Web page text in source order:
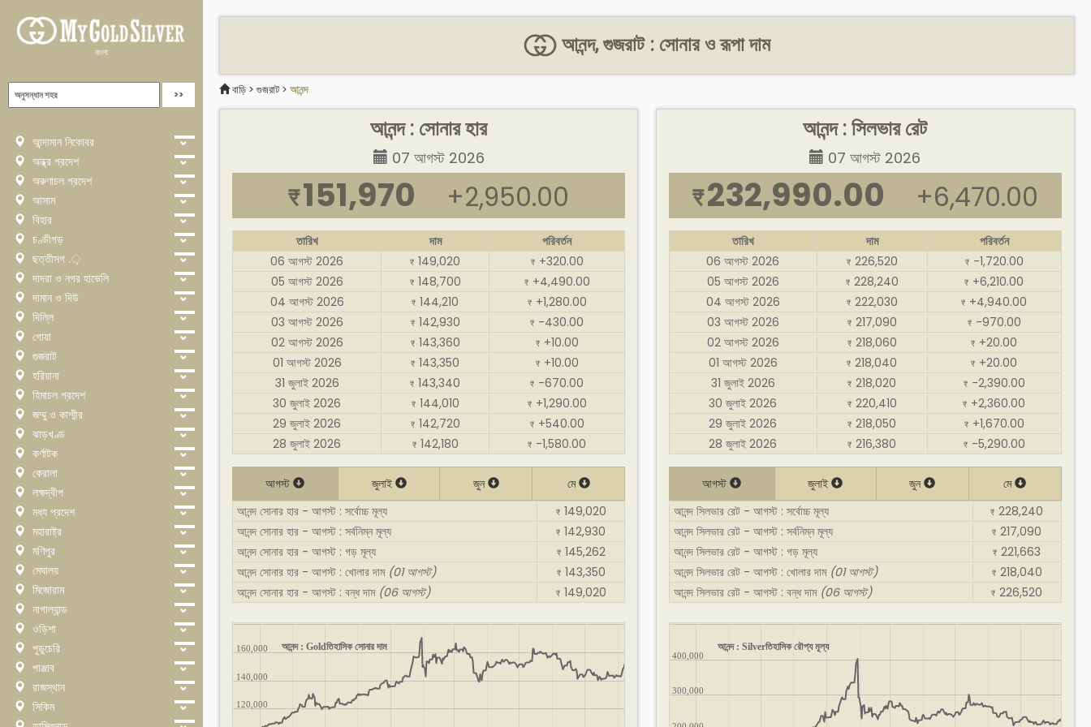
বাংলা
আন্দামান নিকোবর
অন্ধ্র প্রদেশ
অরুণাচল প্রদেশ
আসাম
বিহার
চণ্ডীগড়
ছত্তীসগ .়
দাদরা ও নগর হাভেলি
দামান ও দিউ
দিল্লি
গোয়া
গুজরাট
হরিয়ানা
হিমাচল প্রদেশ
জম্মু ও কাশ্মীর
ঝাড়খণ্ড
কর্ণাটক
কেরালা
লক্ষদ্বীপ
মধ্য প্রদেশ
মহারাষ্ট্র
মণিপুর
মেঘালয়
মিজোরাম
নাগাল্যান্ড
ওড়িশা
পুডুচেরি
পাঞ্জাব
রাজস্থান
সিকিম
আনন্দ, গুজরাট : সোনার ও রূপা দাম
বাড়ি > গুজরাট > আনন্দ
আনন্দ : সোনার হার
07 আগস্ট 2026
₹151,970 +2,950.00
তারিখ দাম
পরিবর্তন
06 আগস্ট 2026
₹ 149,020 ₹ +320.00
05 আগস্ট 2026
₹ 148,700 ₹ +4,490.00
04 আগস্ট 2026
₹ 144,210 ₹ +1,280.00
03 আগস্ট 2026
₹ 142,930 ₹ -430.00
02 আগস্ট 2026
₹ 143,360 ₹ +10.00
01 আগস্ট 2026
₹ 143,350 ₹ +10.00
31 জুলাই 2026
₹ 143,340 ₹ -670.00
30 জুলাই 2026
₹ 144,010 ₹ +1,290.00
29 জুলাই 2026
₹ 142,720 ₹ +540.00
28 জুলাই 2026
₹ 142,180 ₹ -1,580.00
আগস্ট জুলাই জুন
মে
আনন্দ সোনার হার - আগস্ট : সর্বোচ্চ মূল্য
₹ 149,020
আনন্দ সোনার হার - আগস্ট : সর্বনিম্ন মূল্য
₹ 142,930
আনন্দ সোনার হার - আগস্ট : গড় মূল্য
₹ 145,262
আনন্দ সোনার হার - আগস্ট : খোলার দাম (01 আগস্ট) ₹ 143,350
আনন্দ সোনার হার - আগস্ট : বন্ধ দাম (06 আগস্ট) ₹ 149,020
আনন্দ : Goldতিহাসিক সোনার দাম
120,000
140,000
160,000
আনন্দ : সিলভার রেট
07 আগস্ট 2026
₹232,990.00 +6,470.00
তারিখ দাম
পরিবর্তন
06 আগস্ট 2026
₹ 226,520 ₹ -1,720.00
05 আগস্ট 2026
₹ 228,240 ₹ +6,210.00
04 আগস্ট 2026
₹ 222,030 ₹ +4,940.00
03 আগস্ট 2026
₹ 217,090 ₹ -970.00
02 আগস্ট 2026
₹ 218,060 ₹ +20.00
01 আগস্ট 2026
₹ 218,040 ₹ +20.00
31 জুলাই 2026
₹ 218,020 ₹ -2,390.00
30 জুলাই 2026
₹ 220,410 ₹ +2,360.00
29 জুলাই 2026
₹ 218,050 ₹ +1,670.00
28 জুলাই 2026
₹ 216,380 ₹ -5,290.00
আগস্ট জুলাই জুন
মে
আনন্দ সিলভার রেট - আগস্ট : সর্বোচ্চ মূল্য
₹ 228,240
আনন্দ সিলভার রেট - আগস্ট : সর্বনিম্ন মূল্য
₹ 217,090
আনন্দ সিলভার রেট - আগস্ট : গড় মূল্য
₹ 221,663
আনন্দ সিলভার রেট - আগস্ট : খোলার দাম (01 আগস্ট) ₹ 218,040
আনন্দ সিলভার রেট - আগস্ট : বন্ধ দাম (06 আগস্ট) ₹ 226,520
আনন্দ : Silverতিহাসিক রৌপ্য মূল্য
300,000
400,000